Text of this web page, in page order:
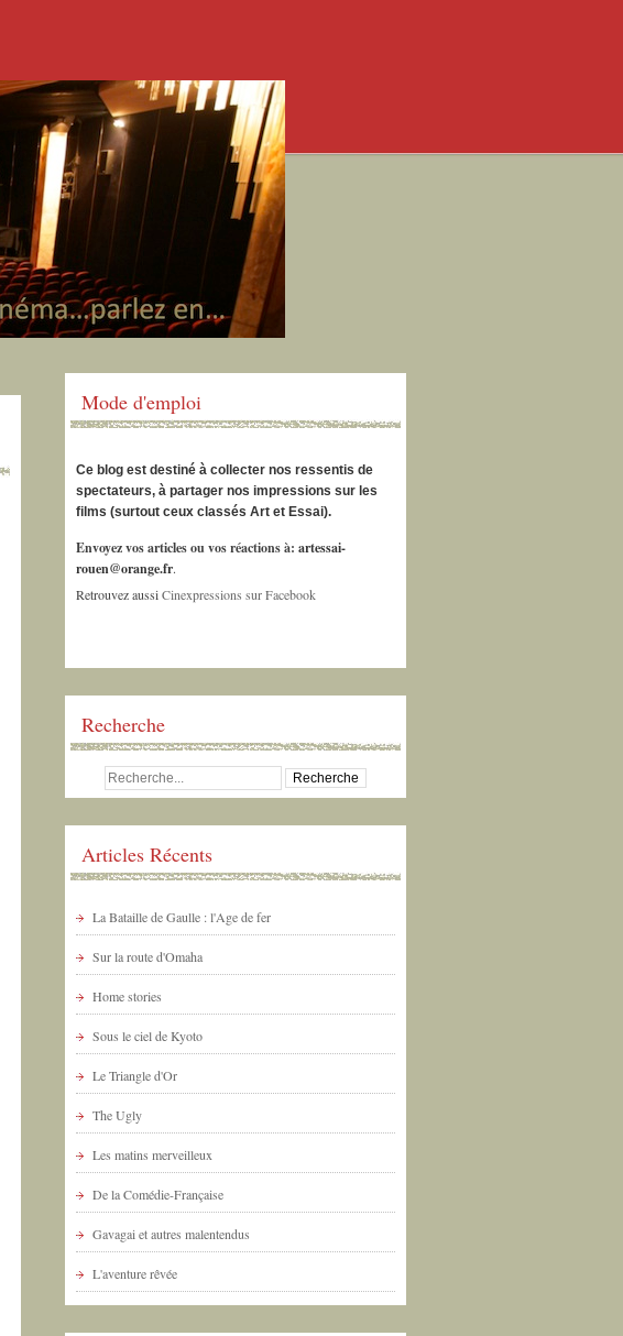
Mode d'emploi
Ce blog est destiné à collecter nos ressentis de
spectateurs, à partager nos impressions sur les
films (surtout ceux classés Art et Essai).
Envoyez vos articles ou vos réactions à: artessai-
rouen@orange.fr.
Retrouvez aussiCinexpressions sur Facebook
Recherche
Articles Récents
La Bataille de Gaulle : l'Age de fer
Sur la route d'Omaha
Home stories
Sous le ciel de Kyoto
Le Triangle d'Or
The Ugly
Les matins merveilleux
De la Comédie-Française
Gavagai et autres malentendus
L'aventure rêvée